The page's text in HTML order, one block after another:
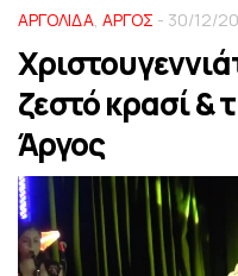
ΑΡΓΟΛΙΔΑ, ΑΡΓΟΣ - 30/12/
ζεστό κρασί &
Άργος